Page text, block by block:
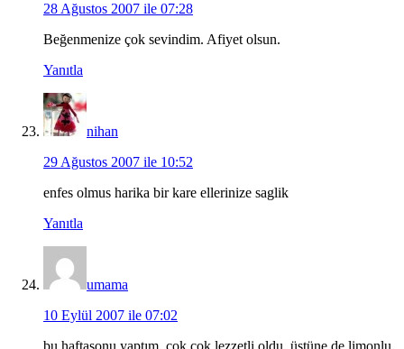
28 Ağustos 2007 ile 07:28
Beğenmenize çok sevindim. Afiyet olsun.
Yanıtla
nihan
29 Ağustos 2007 ile 10:52
enfes olmus harika bir kare ellerinize saglik
Yanıtla
umama
10 Eylül 2007 ile 07:02